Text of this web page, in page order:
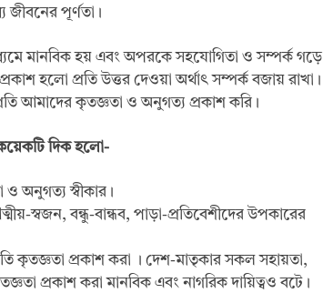
জীবনের পূর্ণতা।
মানবিক হয় এবং অপরকে সহযোগিতা ও সম্পর্ক গড়ে
হলো প্রতি উত্তর দেওয়া অর্থাৎ সম্পর্ক বজায় রাখা।
প্রতি আমাদের কৃতজ্ঞতা ও অনুগত্য প্রকাশ করি।
দিক হলো-
ও অনুগত্য স্বীকার।
স্বজন, বন্ধু-বান্ধব, পাড়া-প্রতিবেশীদের উপকারের
কৃতজ্ঞতা প্রকাশ করা । দেশ-মাতৃকার সকল সহায়তা,
প্রকাশ করা মানবিক এবং নাগরিক দায়িত্বও বটে।